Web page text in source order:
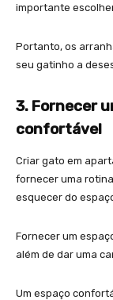
importante
Portanto, os
seu gatinho a
3. Fornecer
confortável
Criar gato em
fornecer uma
esquecer do
Fornecer um
além de dar uma
Um espaço